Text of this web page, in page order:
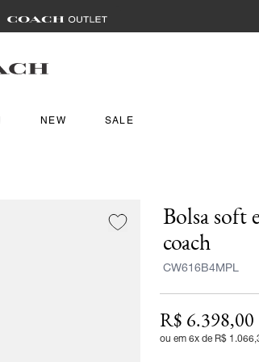
NEW SALE
Bolsa soft
coach
CW616B4MPL
R$ 6.398,00
ou em 6x de R$